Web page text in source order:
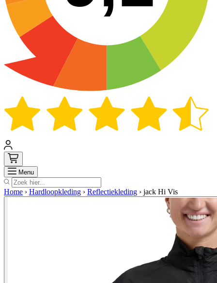
Menu Zoek
Home › Hardloopkleding › Reflectiekleding › jack Hi Vis